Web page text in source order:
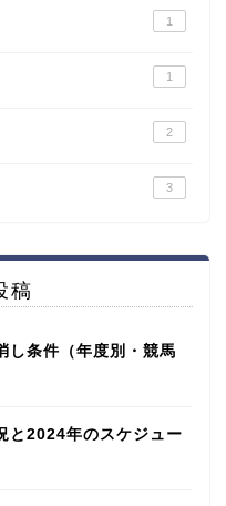
1
1
2
3
稿
し条件（年度別・競馬
と2024年のスケジュー